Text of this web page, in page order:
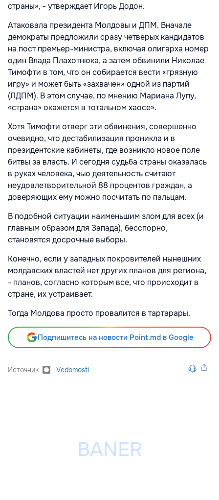
страны», - утверждает Игорь Додон.
Атаковала президента Молдовы и ДПМ. Вначале
демократы предложили сразу четверых кандидатов
на пост премьер-министра, включая олигарха номер
один Влада Плахотнюка, а затем обвинили Николае
Тимофти в том, что он собирается вести «грязную
игру» и может быть «захвачен» одной из партий
(ЛДПМ). В этом случае, по мнению Мариана Лупу,
«страна» окажется в тотальном хаосе».
Хотя Тимофти отверг эти обвинения, совершенно
очевидно, что дестабилизация проникла и в
президентские кабинеты, где возникло новое поле
битвы за власть. И сегодня судьба страны оказалась
в руках человека, чью деятельность считают
неудовлетворительной 88 процентов граждан, а
доверяющих ему можно посчитать по пальцам.
В подобной ситуации наименьшим злом для всех (и
главным образом для Запада), бесспорно,
становятся досрочные выборы.
Конечно, если у западных покровителей нынешних
молдавских властей нет других планов для региона,
- планов, согласно которым все, что происходит в
стране, их устраивает.
Тогда Молдова просто провалится в тартарары.
Подпишитесь на новости Point.md в Google
Источник Vedomosti